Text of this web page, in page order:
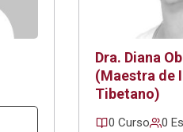
Dra. Diana
(Maestra de
Tibetano)
0 Curso 0